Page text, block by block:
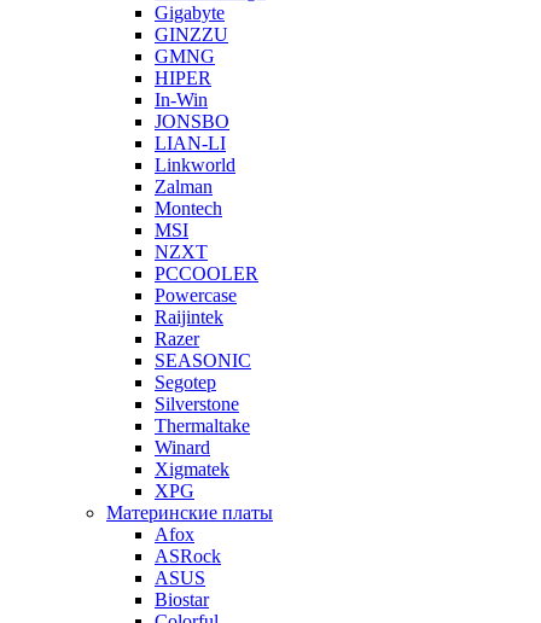
Gigabyte
GINZZU
GMNG
HIPER
In-Win
JONSBO
LIAN-LI
Linkworld
Zalman
Montech
MSI
NZXT
PCCOOLER
Powercase
Raijintek
Razer
SEASONIC
Segotep
Silverstone
Thermaltake
Winard
Xigmatek
XPG
Материнские платы
Afox
ASRock
ASUS
Biostar